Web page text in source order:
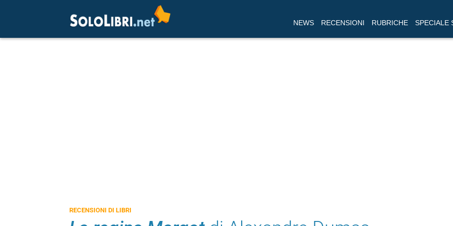
NEWS RECENSIONI RUBRICHE SPECIALE
RECENSIONI DI LIBRI